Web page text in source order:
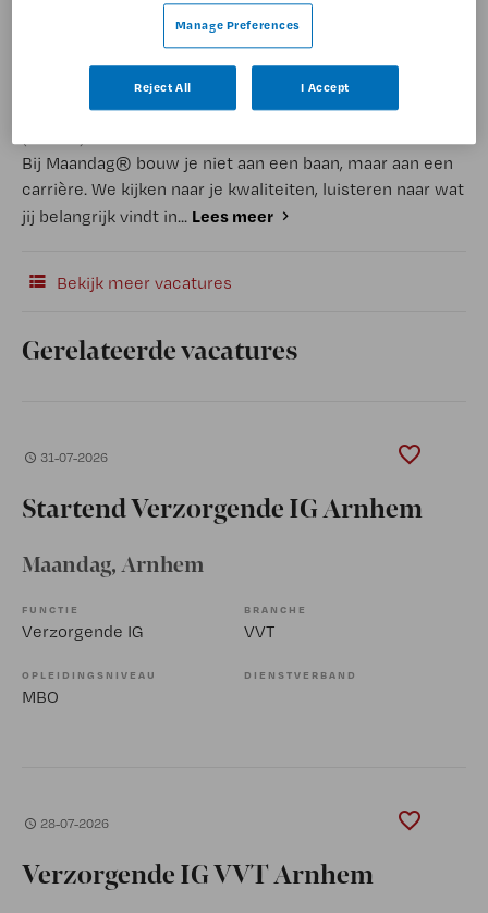
Bij Maandag® bouw je niet aan een baan, maar aan een
carrière. We kijken naar je kwaliteiten, luisteren naar wat
jij belangrijk vindt in... Lees meer
Bekijk meer vacatures
Gerelateerde vacatures
31-07-2026
Startend Verzorgende IG Arnhem
Maandag, Arnhem
FUNCTIE
Verzorgende IG
BRANCHE
VVT
OPLEIDINGSNIVEAU
MBO
DIENSTVERBAND
28-07-2026
Verzorgende IG VVT Arnhem
Manage Preferences
Reject All I Accept